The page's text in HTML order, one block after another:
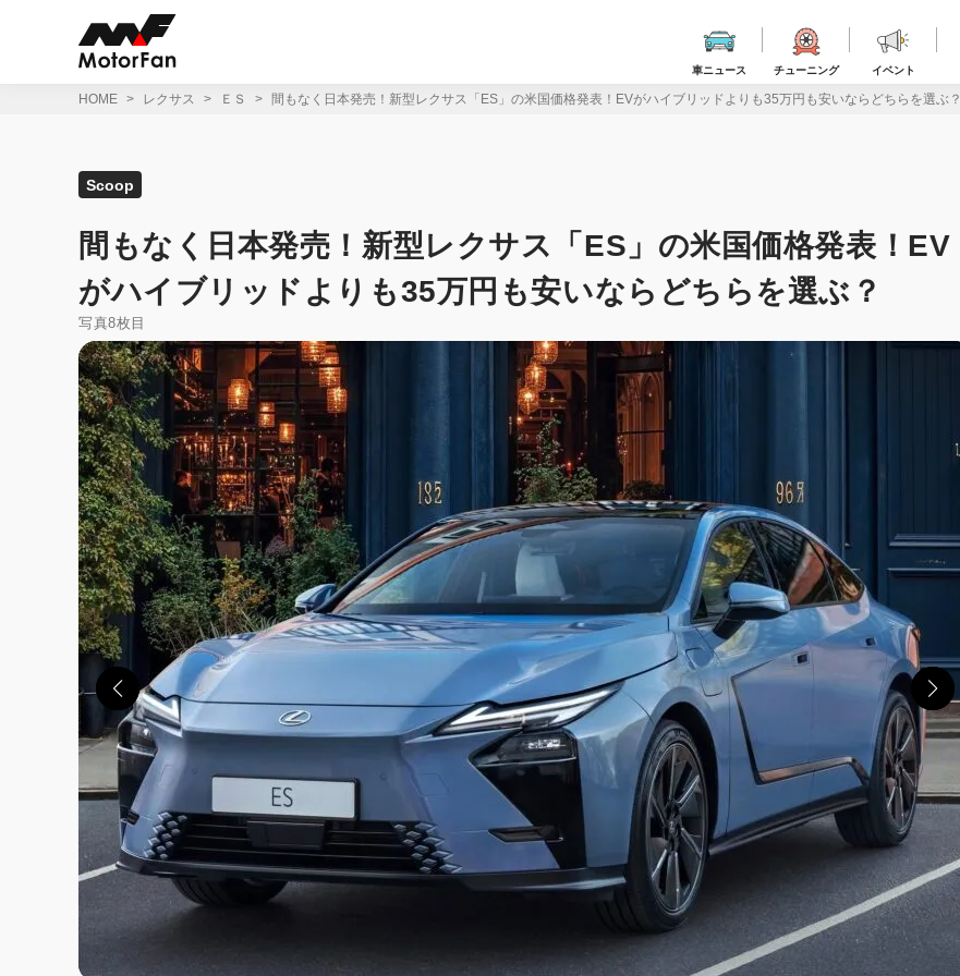
車ニュース チューニング イベント
HOME レクサス ＥＳ 間もなく日本発売！新型レクサス「ES」の米国価格発表！EVがハイブリッドよりも35万円も安いならどちらを選ぶ？
Scoop
間もなく日本発売！新型レクサス「ES」の米国価格発表！EV
がハイブリッドよりも35万円も安いならどちらを選ぶ？
写真8枚目